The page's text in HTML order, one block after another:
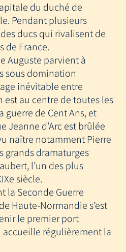
du duché de
Pendant plusieurs
ducs qui rivalisent de
de France.
Auguste parvient à
sous domination
inévitable entre
est au centre de toutes les
de Cent Ans, et
Jeanne d’Arc est brûlée
naître notamment Pierre
grands dramaturges
l’un des plus
siècle.
la Seconde Guerre
Haute-Normandie s’est
le premier port
accueille régulièrement la